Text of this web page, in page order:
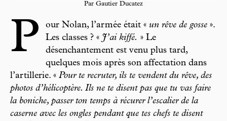
Par Gautier Ducatez
P our Nolan, l’armée était « un rêve de gosse ».
Les classes ? « J’ai kiffé. » Le
désenchantement est venu plus tard,
quelques mois après son affectation dans
l’artillerie. « Pour te recruter, ils te vendent du rêve, des
photos d’hélicoptère. Ils ne te disent pas que tu vas faire
la boniche, passer ton temps à récurer l’escalier de la
caserne avec les ongles pendant que tes chefs te disent